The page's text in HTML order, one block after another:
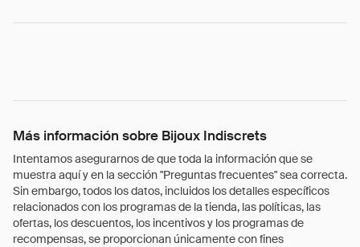
Más información sobre Bijoux Indiscrets
Intentamos asegurarnos de que toda la información que se
muestra aquí y en la sección "Preguntas frecuentes" sea correcta.
Sin embargo, todos los datos, incluidos los detalles específicos
relacionados con los programas de la tienda, las políticas, las
ofertas, los descuentos, los incentivos y los programas de
recompensas, se proporcionan únicamente con fines